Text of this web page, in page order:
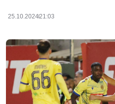
25.10.202421:03